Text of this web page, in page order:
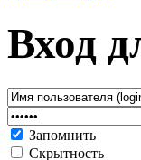
Вход
Запомнить
Скрытность